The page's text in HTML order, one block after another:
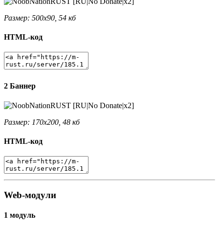
Размер: 500x90, 54 кб
HTML-код
2 Баннер
Размер: 170x200, 48 кб
HTML-код
Web-модули
1 модуль